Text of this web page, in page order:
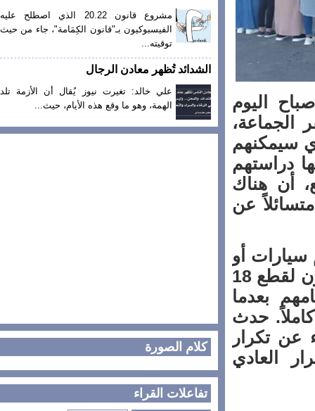
اليوم
مقر الجماعة،
سيمكنهم
دراستهم
أن هناك
عن
أو
دراجات عادية أو لا يقومون بالأوطوسطوب يضطرون لقطع 18
بعدما
حدث
تكرار
العادي
مشروع قانون 20.22 الذي اصطلح عليه
الفيسبوكيون بـ"قانون الكِمَامة"، جاء من حيث
توقيته...
الشدائد تُظهر معادن الرجال
علي خالد: تغيرت نيوز يُقال أن الأزمة تلد
الهمة، وهو ما وقع هذه الأيام، حيث...
كلام الصورة
تفاعلات القراء